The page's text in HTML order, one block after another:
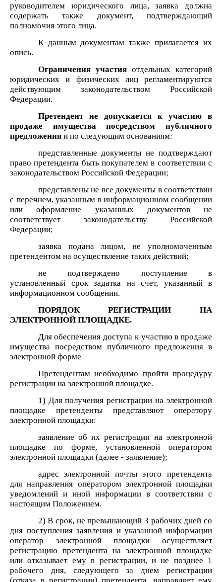
руководителем юридического лица, заявка должна
содержать также документ, подтверждающий
полномочия этого лица.
К данным документам также прилагается их
опись.
Ограничения участияотдельных категорий
юридических и физических лиц регламентируются
действующим законодательством Российской
Федерации.
Претендент не допускается к участию в
продаже имущества посредством публичного
предложения и по следующим основаниям:
представленные документы не подтверждают
право претендента быть покупателем в соответствии с
законодательством Российской Федерации;
представлены не все документы в соответствии
с перечнем, указанным в информационном сообщении
или оформление указанных документов не
соответствует законодательству Российской
Федерации;
заявка подана лицом, не уполномоченным
претендентом на осуществление таких действий;
не подтверждено поступление в
установленный срок задатка на счет, указанный в
информационном сообщении.
ПОРЯДОК РЕГИСТРАЦИИ НА
ЭЛЕКТРОННОЙ ПЛОЩАДКЕ.
Для обеспечения доступа к участию в продаже
имущества посредством публичного предложения в
электронной форме
Претендентам необходимо пройти процедуру
регистрации на электронной площадке.
1) Для получения регистрации на электронной
площадке претенденты представляют оператору
электронной площадки:
заявление об их регистрации на электронной
площадке по форме, установленной оператором
электронной площадки (далее - заявление);
адрес электронной почты этого претендента
для направления оператором электронной площадки
уведомлений и иной информации в соответствии с
настоящим Положением.
2) В срок, не превышающий 3 рабочих дней со
дня поступления заявления и указанной информации
оператор электронной площадки осуществляет
регистрацию претендента на электронной площадке
или отказывает ему в регистрации, и не позднее 1
рабочего дня, следующего за днем регистрации